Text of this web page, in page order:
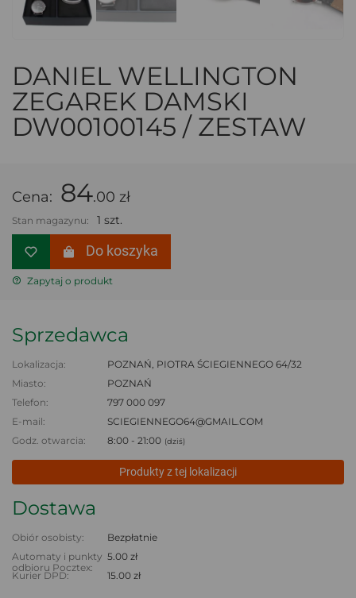
DANIEL WELLINGTON
ZEGAREK DAMSKI
DW00100145 / ZESTAW
Cena: 84.00 zł
Stan magazynu: 1 szt.
Do koszyka
Zapytaj o produkt
Sprzedawca
Lokalizacja:
POZNAŃ, PIOTRA ŚCIEGIENNEGO 64/32
Miasto:
POZNAŃ
Telefon:
797 000 097
E-mail:
SCIEGIENNEGO64@GMAIL.COM
Godz. otwarcia:
8:00 - 21:00 (dziś)
Produkty z tej lokalizacji
Dostawa
Obiór osobisty:
Bezpłatnie
Automaty i punkty
odbioru Pocztex:
5.00 zł
Kurier DPD:
15.00 zł